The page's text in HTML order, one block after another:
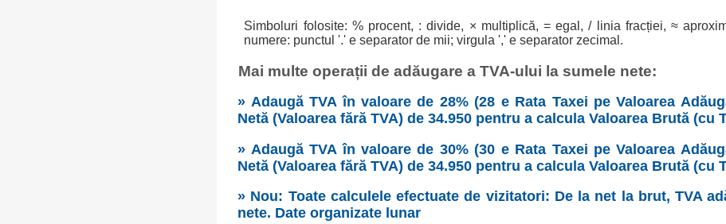
Simboluri folosite: % procent, : divide, × multiplică, = egal, / linia fracției, ≈
numere: punctul '.' e separator de mii; virgula ',' e separator zecimal.
Mai multe operații de adăugare a TVA-ului la sumele nete:
» Adaugă TVA în valoare de 28% (28 e Rata Taxei pe Valoarea
Netă (Valoarea fără TVA) de 34.950 pentru a calcula Valoarea Brută (cu
» Adaugă TVA în valoare de 30% (30 e Rata Taxei pe Valoarea
Netă (Valoarea fără TVA) de 34.950 pentru a calcula Valoarea Brută (cu
» Nou: Toate calculele efectuate de vizitatori: De la net la brut, TVA
nete. Date organizate lunar